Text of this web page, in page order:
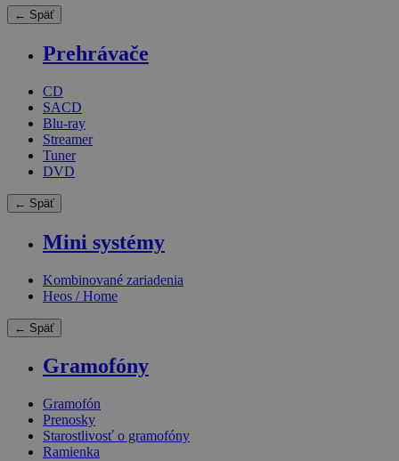
← Späť
Prehrávače
CD
SACD
Blu-ray
Streamer
Tuner
DVD
← Späť
Mini systémy
Kombinované zariadenia
Heos / Home
← Späť
Gramofóny
Gramofón
Prenosky
Starostlivosť o gramofóny
Ramienka